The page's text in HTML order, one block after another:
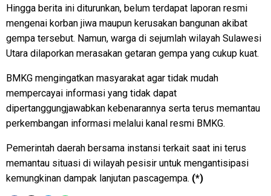
Hingga berita ini diturunkan, belum terdapat laporan resmi
mengenai korban jiwa maupun kerusakan bangunan akibat
gempa tersebut. Namun, warga di sejumlah wilayah Sulawesi
Utara dilaporkan merasakan getaran gempa yang cukup kuat.
BMKG mengingatkan masyarakat agar tidak mudah
mempercayai informasi yang tidak dapat
dipertanggungjawabkan kebenarannya serta terus memantau
perkembangan informasi melalui kanal resmi BMKG.
Pemerintah daerah bersama instansi terkait saat ini terus
memantau situasi di wilayah pesisir untuk mengantisipasi
kemungkinan dampak lanjutan pascagempa. (*)